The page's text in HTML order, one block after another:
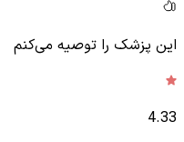
این پزشک را توصیه می‌کنم
4.33